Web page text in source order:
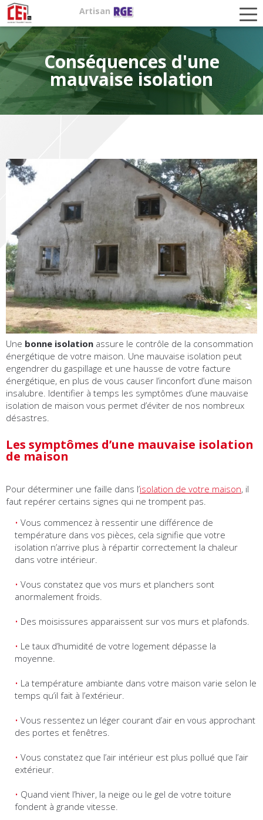
Aller
au
contenu
principal
Artisan
Conséquences d'une
mauvaise isolation
Photos
Une bonne isolation assure le contrôle de la consommation
énergétique de votre maison. Une mauvaise isolation peut
engendrer du gaspillage et une hausse de votre facture
énergétique, en plus de vous causer l’inconfort d’une maison
insalubre. Identifier à temps les symptômes d’une mauvaise
isolation de maison vous permet d’éviter de nos nombreux
désastres.
Les symptômes d’une mauvaise isolation
de maison
Pour déterminer une faille dans l’isolation de votre maison, il
faut repérer certains signes qui ne trompent pas.
Vous commencez à ressentir une différence de
température dans vos pièces, cela signifie que votre
isolation n’arrive plus à répartir correctement la chaleur
dans votre intérieur.
Vous constatez que vos murs et planchers sont
anormalement froids.
Des moisissures apparaissent sur vos murs et plafonds.
Le taux d’humidité de votre logement dépasse la
moyenne.
La température ambiante dans votre maison varie selon le
temps qu’il fait à l’extérieur.
Vous ressentez un léger courant d’air en vous approchant
des portes et fenêtres.
Vous constatez que l’air intérieur est plus pollué que l’air
extérieur.
Quand vient l’hiver, la neige ou le gel de votre toiture
fondent à grande vitesse.